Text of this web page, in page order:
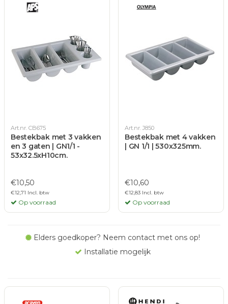
Art.nr. CB675
Bestekbak met 3 vakken
en 3 gaten | GN1/1 -
53x32.5xH10cm.
€10,50
€12,71 Incl. btw
Op voorraad
Art.nr. J850
Bestekbak met 4 vakken
| GN 1/1 | 530x325mm.
€10,60
€12,83 Incl. btw
Op voorraad
Elders goedkoper? Neem contact met ons op!
Installatie mogelijk